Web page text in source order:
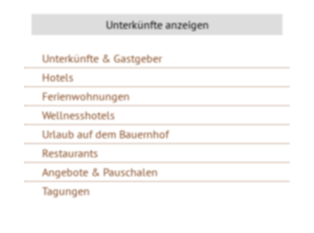
Unterkünfte & Gastgeber
Hotels
Ferienwohnungen
Wellnesshotels
Urlaub auf dem Bauernhof
Restaurants
Angebote & Pauschalen
Tagungen